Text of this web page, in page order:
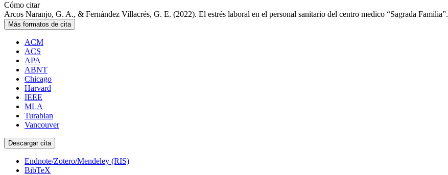
Cómo citar
Arcos Naranjo, G. A., & Fernández Villacrés, G. E. (2022). El estrés laboral en el personal sanitario del centro medico “Sagrada Familia”.
Más formatos de cita
ACM
ACS
APA
ABNT
Chicago
Harvard
IEEE
MLA
Turabian
Vancouver
Descargar cita
Endnote/Zotero/Mendeley (RIS)
BibTeX